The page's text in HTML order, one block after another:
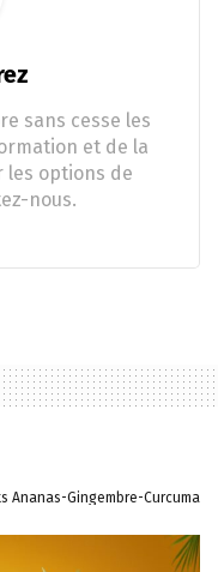
sans cesse les
et de la
les options de
nous.
Ananas-Gingembre-Curcuma